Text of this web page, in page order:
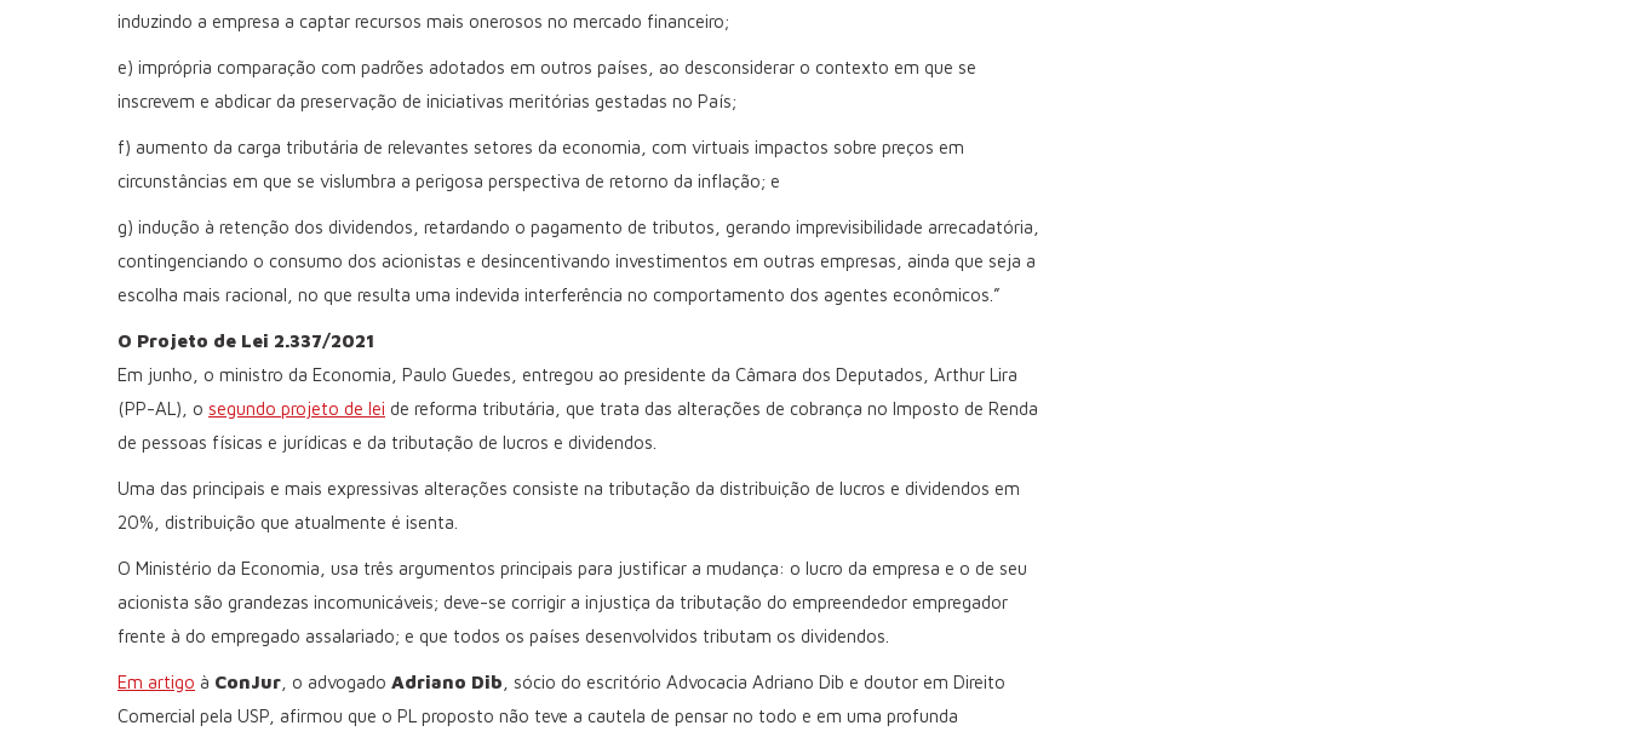
induzindo a empresa a captar recursos mais onerosos no mercado financeiro;
e) imprópria comparação com padrões adotados em outros países, ao desconsiderar o contexto em que se
inscrevem e abdicar da preservação de iniciativas meritórias gestadas no País;
f) aumento da carga tributária de relevantes setores da economia, com virtuais impactos sobre preços em
circunstâncias em que se vislumbra a perigosa perspectiva de retorno da inflação; e
g) indução à retenção dos dividendos, retardando o pagamento de tributos, gerando imprevisibilidade arrecadatória,
contingenciando o consumo dos acionistas e desincentivando investimentos em outras empresas, ainda que seja a
escolha mais racional, no que resulta uma indevida interferência no comportamento dos agentes econômicos.”
O Projeto de Lei 2.337/2021
Em junho, o ministro da Economia, Paulo Guedes, entregou ao presidente da Câmara dos Deputados, Arthur Lira
(PP-AL), o segundo projeto de lei de reforma tributária, que trata das alterações de cobrança no Imposto de Renda
de pessoas físicas e jurídicas e da tributação de lucros e dividendos.
Uma das principais e mais expressivas alterações consiste na tributação da distribuição de lucros e dividendos em
20%, distribuição que atualmente é isenta.
O Ministério da Economia, usa três argumentos principais para justificar a mudança: o lucro da empresa e o de seu
acionista são grandezas incomunicáveis; deve-se corrigir a injustiça da tributação do empreendedor empregador
frente à do empregado assalariado; e que todos os países desenvolvidos tributam os dividendos.
Em artigo à ConJur , o advogado Adriano Dib , sócio do escritório Advocacia Adriano Dib e doutor em Direito
Comercial pela USP, afirmou que o PL proposto não teve a cautela de pensar no todo e em uma profunda